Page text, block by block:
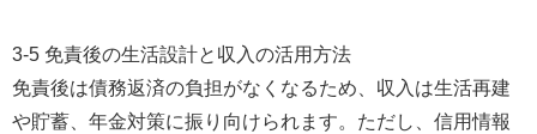
3-5 免責後の生活設計と収入の活用方法
免責後は債務返済の負担がなくなるため、収入は生活再建
や貯蓄、年金対策に振り向けられます。ただし、信用情報